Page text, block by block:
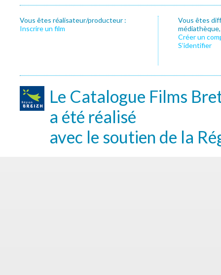
Vous êtes réalisateur/producteur :
Inscrire un film
Vous êtes
Créer un
S’identifier
Le Catalogue Films
a été réalisé
avec le soutien de la